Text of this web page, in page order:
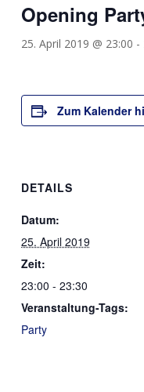
Opening
25. April 2019 @ 23:00 -
Zum Kalender
DETAILS
Datum:
25. April 2019
Zeit:
23:00 - 23:30
Veranstaltung-Tags:
Party